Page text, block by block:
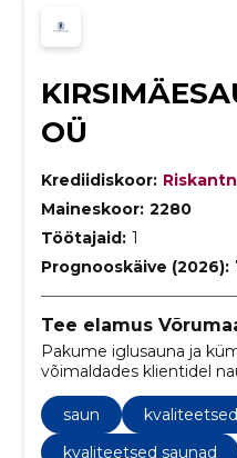
OÜ
Krediidiskoor:
Maineskoor: 2280
Töötajaid: 1
Prognooskäive (2026):
Tee elamus
Pakume iglusauna ja
võimaldades klientidel
looduskaunis keskkonnas
saun
kvaliteetsed saunad